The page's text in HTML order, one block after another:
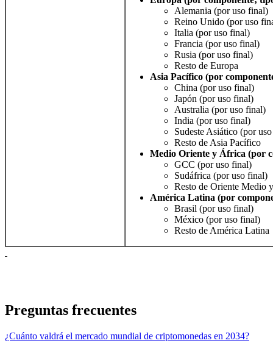
Alemania (por uso final)
Reino Unido (por uso
Italia (por uso final)
Francia (por uso final)
Rusia (por uso final)
Resto de Europa
Asia Pacífico (por
China (por uso final)
Japón (por uso final)
Australia (por uso final)
India (por uso final)
Sudeste Asiático (por
Resto de Asia Pacífico
Medio Oriente y África (por
GCC (por uso final)
Sudáfrica (por uso final)
Resto de Oriente Medio
América Latina (por
Brasil (por uso final)
México (por uso final)
Resto de América Latina
Preguntas frecuentes
¿Cuánto valdrá el mercado mundial de criptomonedas en 2034?